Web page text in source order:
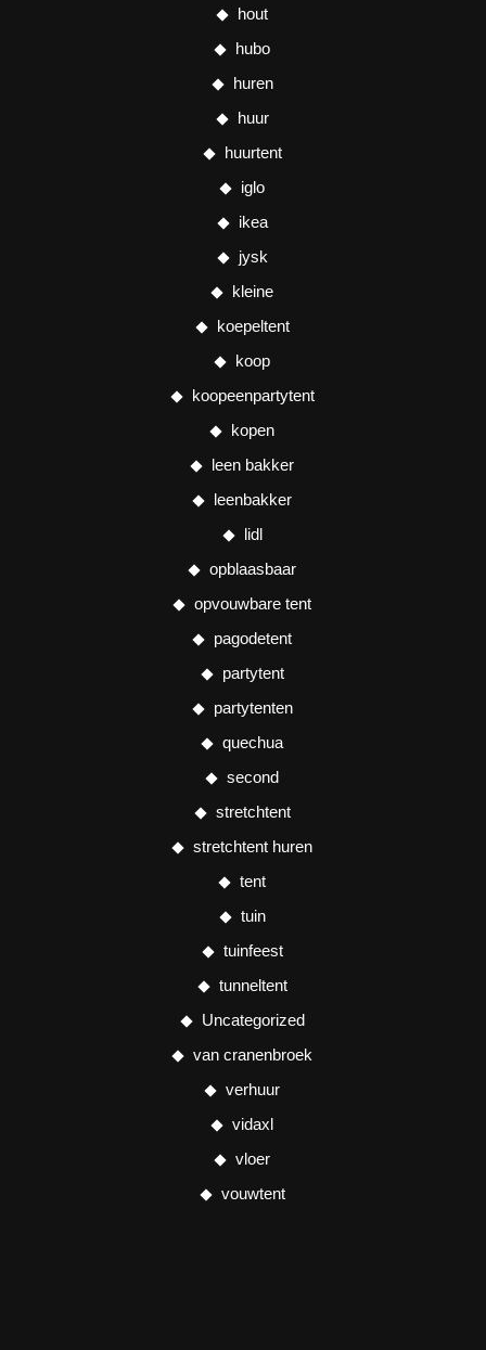
hout
hubo
huren
huur
huurtent
iglo
ikea
jysk
kleine
koepeltent
koop
koopeenpartytent
kopen
leen bakker
leenbakker
lidl
opblaasbaar
opvouwbare tent
pagodetent
partytent
partytenten
quechua
second
stretchtent
stretchtent huren
tent
tuin
tuinfeest
tunneltent
Uncategorized
van cranenbroek
verhuur
vidaxl
vloer
vouwtent